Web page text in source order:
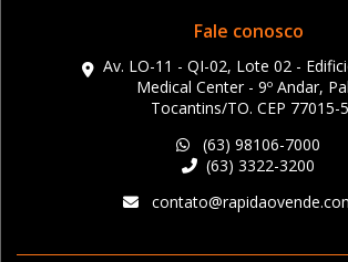
Fale conosco
Av. LO-11 - QI-02, Lote 02 -
Medical Center - 9º Andar,
Tocantins/TO. CEP 77015-
(63) 98106-7000
(63) 3322-3200